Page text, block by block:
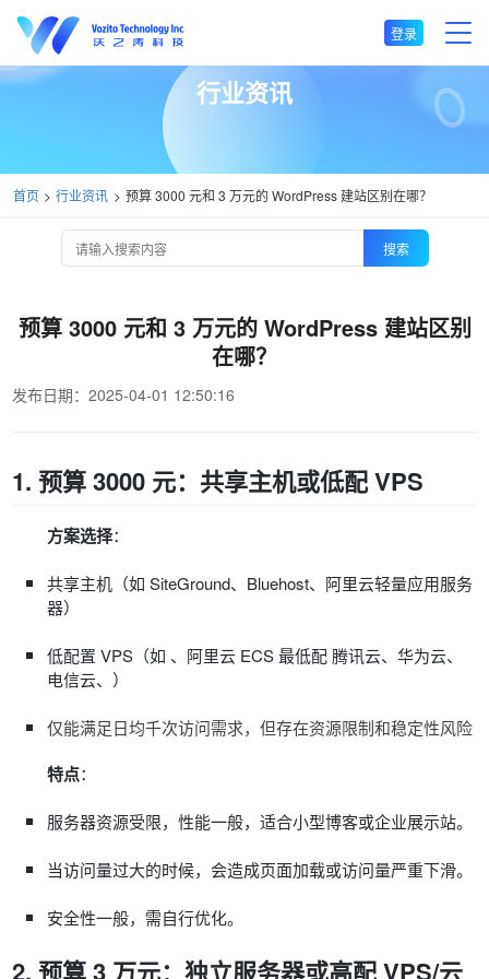
登录
行业资讯
首页 行业资讯 预算 3000 元和 3 万元的 WordPress 建站区别在哪？
搜索
预算 3000 元和 3 万元的 WordPress 建站区别
在哪？
发布日期：2025-04-01 12:50:16
1. 预算 3000 元：共享主机或低配 VPS
方案选择：
共享主机（如 SiteGround、Bluehost、阿里云轻量应用服务
器）
低配置 VPS（如 、阿里云 ECS 最低配 腾讯云、华为云、
电信云、 ）
仅能满足日均千次访问需求，但存在资源限制和稳定性风险
特点：
服务器资源受限，性能一般，适合小型博客或企业展示站。
当访问量过大的时候，会造成页面加载或访问量严重下滑。
安全性一般，需自行优化。
2. 预算 3 万元：独立服务器或高配 VPS/云